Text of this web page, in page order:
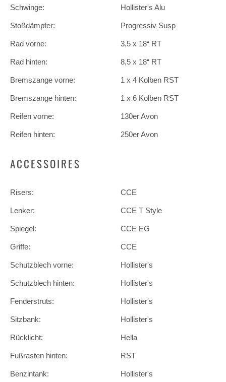
Schwinge: Hollister's Alu
Stoßdämpfer: Progressiv Susp
Rad vorne: 3,5 x 18“ RT
Rad hinten: 8,5 x 18“ RT
Bremszange vorne: 1 x 4 Kolben RST
Bremszange hinten: 1 x 6 Kolben RST
Reifen vorne: 130er Avon
Reifen hinten: 250er Avon
ACCESSOIRES
Risers: CCE
Lenker: CCE T Style
Spiegel: CCE EG
Griffe: CCE
Schutzblech vorne: Hollister's
Schutzblech hinten: Hollister's
Fenderstruts: Hollister's
Sitzbank: Hollister's
Rücklicht: Hella
Fußrasten hinten: RST
Benzintank: Hollister's